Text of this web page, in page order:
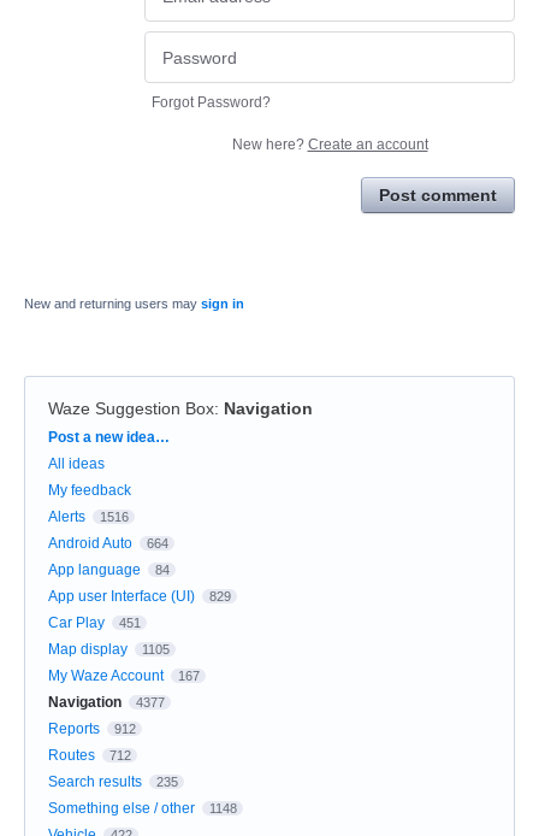
Forgot Password?
New here? Create an account
Post comment
New and returning users may sign in
Waze Suggestion Box: Navigation
Categories
Post a new idea…
All ideas
My feedback
Alerts
1516
Android Auto 664
App language 84
App user Interface (UI) 829
Car Play 451
Map display 1105
My Waze Account 167
Navigation 4377
Reports 912
Routes 712
Search results 235
Something else / other 1148